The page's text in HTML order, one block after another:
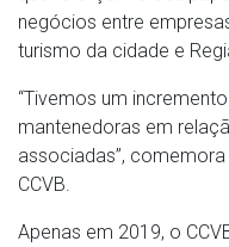
negócios entre
turismo da cidade e
“Tivemos um
mantenedoras em
associadas”,
CCVB.
Apenas em 2019, o